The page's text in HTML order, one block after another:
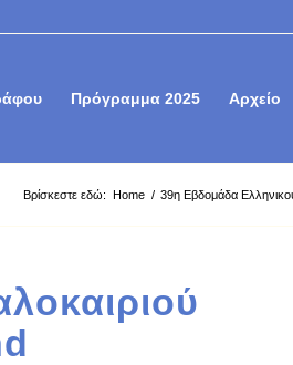
Πρόγραμμα 2025 Αρχείο
Βρίσκεστε εδώ: Home / 39η Εβδομάδα